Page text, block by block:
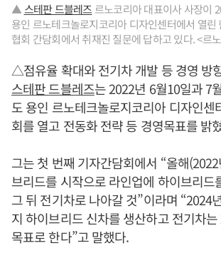
▲스테판 드블레즈 르노코리아 대표이사 사장이
용인 르노테크놀로지코리아 디자인센터에서 열린
협회 간담회에서 취재진 질문에 답하고 있다. <르
△점유율 확대와 전기차 개발 등 경영 방
스테판 드블레즈는 2022년 6월10일과 7
도 용인 르노테크놀로지코리아 디자인센
회를 열고 전동화 전략 등 경영목표를 밝
그는 첫 번째 기자간담회에서 “올해
브리드를 시작으로 라인업에 하이브리드
그 뒤 전기차로 나아갈 것”이라며 “2024
지 하이브리드 신차를 생산하고 전기차
목표로 한다”고 말했다.